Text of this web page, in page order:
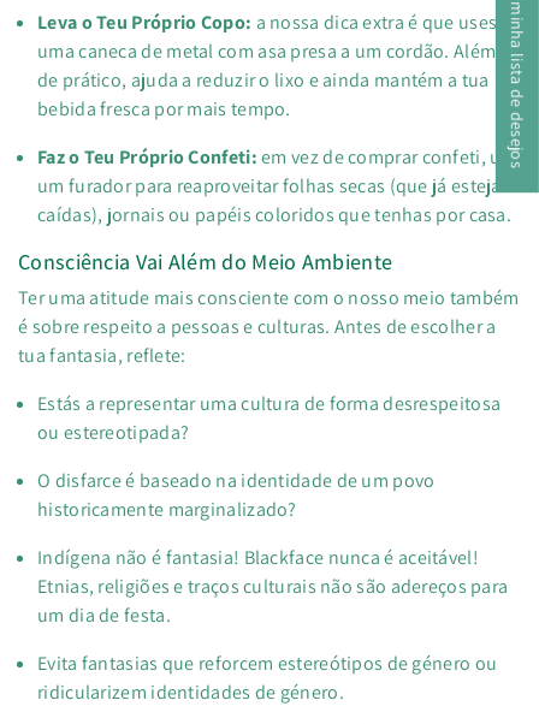
Leva o Teu Próprio Copo: a nossa dica extra é que uses
uma caneca de metal com asa presa a um cordão. Além
de prático, ajuda a reduzir o lixo e ainda mantém a tua
bebida fresca por mais tempo.
Faz o Teu Próprio Confeti:em vez de comprar confeti, usa
um furador para reaproveitar folhas secas (que já estejam
caídas), jornais ou papéis coloridos que tenhas por casa.
Consciência Vai Além do Meio Ambiente
Ter uma atitude mais consciente com o nosso meio também
é sobre respeito a pessoas e culturas. Antes de escolher a
tua fantasia, reflete:
Estás a representar uma cultura de forma desrespeitosa
ou estereotipada?
O disfarce é baseado na identidade de um povo
historicamente marginalizado?
Indígena não é fantasia! Blackface nunca é aceitável!
Etnias, religiões e traços culturais não são adereços para
um dia de festa.
Evita fantasias que reforcem estereótipos de género ou
ridicularizem identidades de género.
A minha lista de desejos